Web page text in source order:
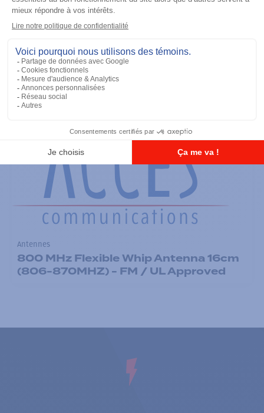
900 MHz Short Whip Antenna 11cm
(896-941MHZ) - FM / UL Approved
Ajouter à la liste
Antennes
800 MHz Flexible Whip Antenna 16cm
(806-870MHZ) - FM / UL Approved